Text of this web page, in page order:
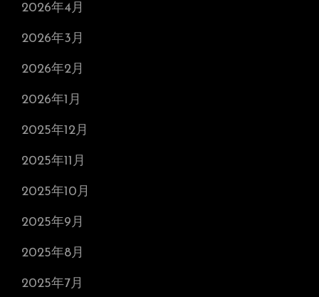
2026年4月
2026年3月
2026年2月
2026年1月
2025年12月
2025年11月
2025年10月
2025年9月
2025年8月
2025年7月